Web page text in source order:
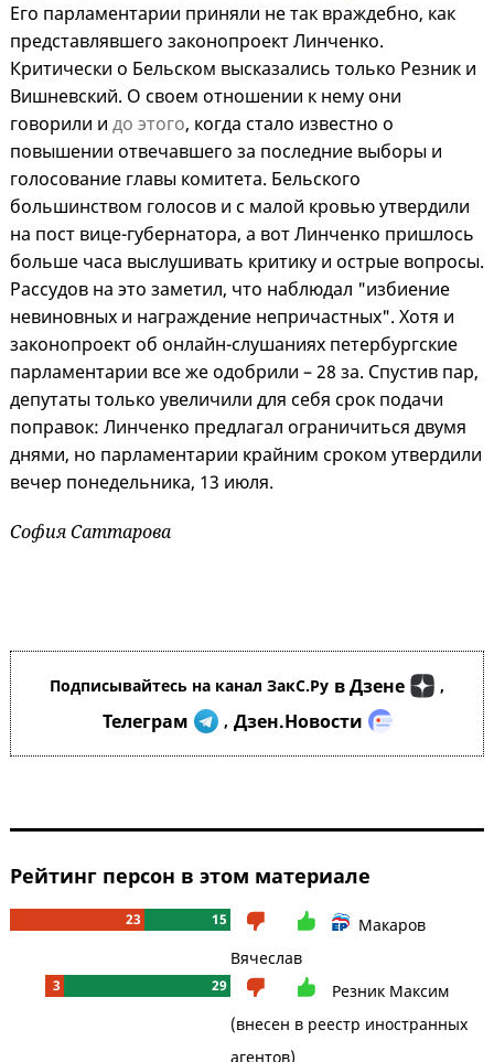
Его парламентарии приняли не так враждебно, как
представлявшего законопроект Линченко.
Критически о Бельском высказались только Резник и
Вишневский. О своем отношении к нему они
говорили и до этого, когда стало известно о
повышении отвечавшего за последние выборы и
голосование главы комитета. Бельского
большинством голосов и с малой кровью утвердили
на пост вице-губернатора, а вот Линченко пришлось
больше часа выслушивать критику и острые вопросы.
Рассудов на это заметил, что наблюдал "избиение
невиновных и награждение непричастных". Хотя и
законопроект об онлайн-слушаниях петербургские
парламентарии все же одобрили – 28 за. Спустив пар,
депутаты только увеличили для себя срок подачи
поправок: Линченко предлагал ограничиться двумя
днями, но парламентарии крайним сроком утвердили
вечер понедельника, 13 июля.
София Саттарова
Подписывайтесь на канал ЗакС.Ру в Дзене ,
Телеграм , Дзен.Новости
Рейтинг персон в этом материале
23 15
Макаров
Вячеслав
3 29
Резник Максим
(внесен в реестр иностранных
агентов)